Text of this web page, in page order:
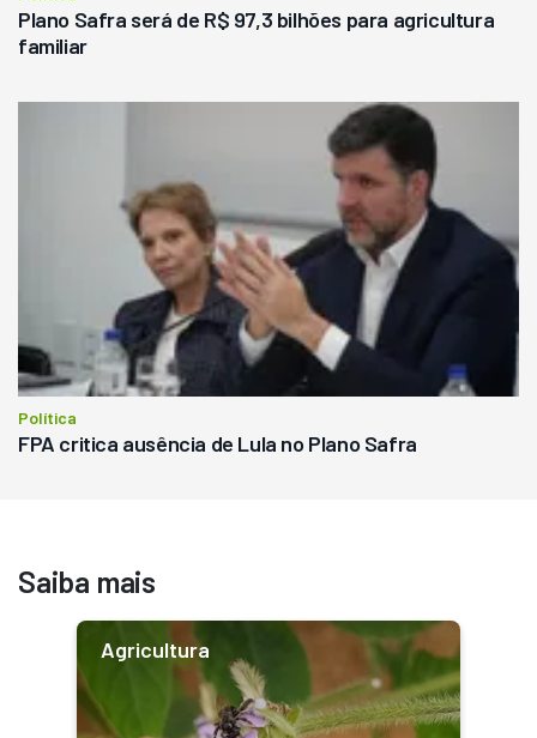
Plano Safra será de R$ 97,3 bilhões para agricultura
familiar
Política
FPA critica ausência de Lula no Plano Safra
Saiba mais
Agricultura